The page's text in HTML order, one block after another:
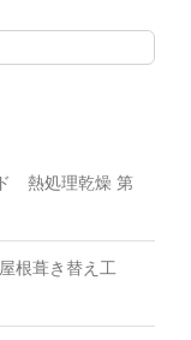
熱処理乾燥 第
根葺き替え工